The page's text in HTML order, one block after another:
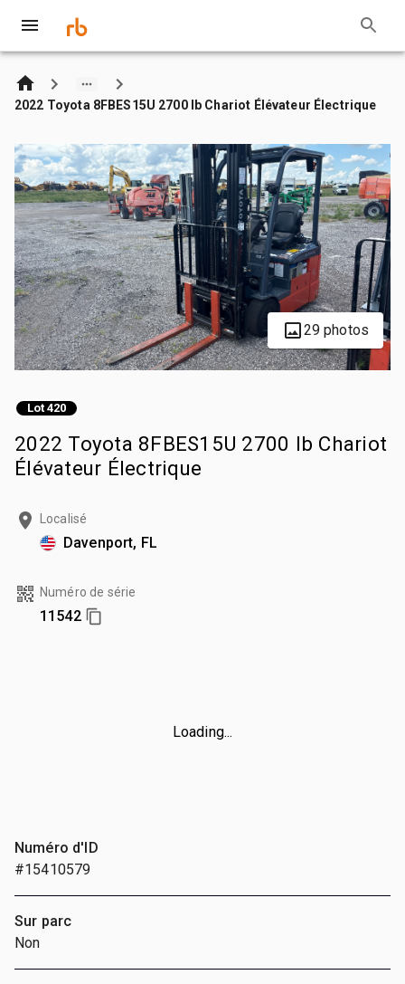
2022 Toyota 8FBES15U 2700 lb Chariot Élévateur Électrique
29 photos
Lot 420
2022 Toyota 8FBES15U 2700 lb Chariot
Élévateur Électrique
Localisé
Davenport, FL
Numéro de série
11542
Loading...
Numéro d'ID
#15410579
Sur parc
Non